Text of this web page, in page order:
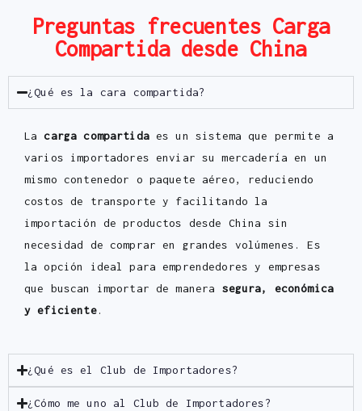
Preguntas frecuentes Carga
Compartida desde China
¿Qué es la cara compartida?
Lacarga compartidaes un sistema que permite a
varios importadores enviar su mercadería en un
mismo contenedor o paquete aéreo, reduciendo
costos de transporte y facilitando la
importación de productos desde China sin
necesidad de comprar en grandes volúmenes. Es
la opción ideal para emprendedores y empresas
que buscan importar de manera segura, económica
y eficiente.
¿Qué es el Club de Importadores?
¿Cómo me uno al Club de Importadores?